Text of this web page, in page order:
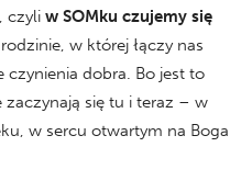
czyli w SOMku czujemy się
w której łączy nas
czynienia dobra. Bo jest to
zaczynają się tu i teraz – w
w sercu otwartym na Boga